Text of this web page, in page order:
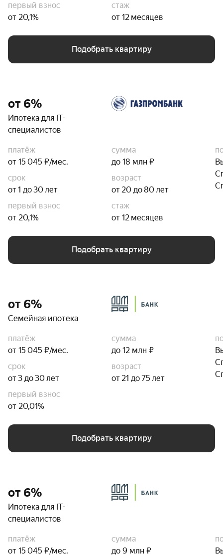
первый взнос
от 20,1%
стаж
от 12 месяцев
Подобрать квартиру
от 6%
Ипотека для IT-
специалистов
платёж
от 15 045 ₽/мес.
сумма
до 18 млн ₽
срок
от 1 до 30 лет
возраст
от 20 до 80 лет
первый взнос
от 20,1%
стаж
от 12 месяцев
Подобрать квартиру
от 6%
Семейная ипотека
платёж
от 15 045 ₽/мес.
сумма
до 12 млн ₽
срок
от 3 до 30 лет
возраст
от 21 до 75 лет
первый взнос
от 20,01%
Подобрать квартиру
от 6%
Ипотека для IT-
специалистов
платёж
от 15 045 ₽/мес.
сумма
до 9 млн ₽